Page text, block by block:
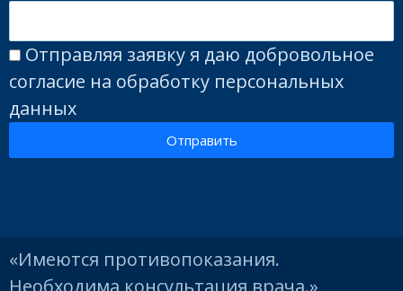
Отправляя заявку я даю добровольное
согласие на обработку персональных
данных
Отправить
«Имеются противопоказания.
Необходима консультация врача.»